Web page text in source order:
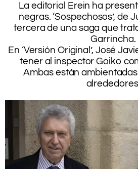
La editorial Erein ha
negras. ‘Sospechosos’, de
tercera de una saga que
Garrincha.
En ‘Versión Original’, José
tener al inspector Goiko
Ambas están